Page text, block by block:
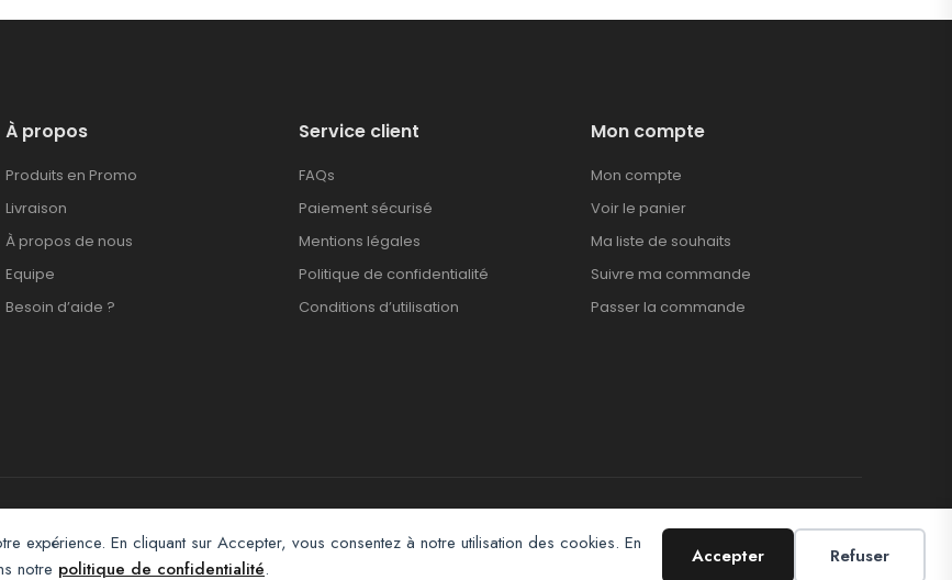
expérience. En cliquant sur Accepter, vous consentez à notre utilisation des cookies. En
notre politique de confidentialité.
Accepter Refuser
À propos
Produits en Promo
Livraison
À propos de nous
Equipe
Besoin d’aide ?
Service client
FAQs
Paiement sécurisé
Mentions légales
Politique de confidentialité
Conditions d’utilisation
Mon compte
Mon compte
Voir le panier
Ma liste de souhaits
Suivre ma commande
Passer la commande
Afroclass eCommerce © 2026. All Rights Reserved